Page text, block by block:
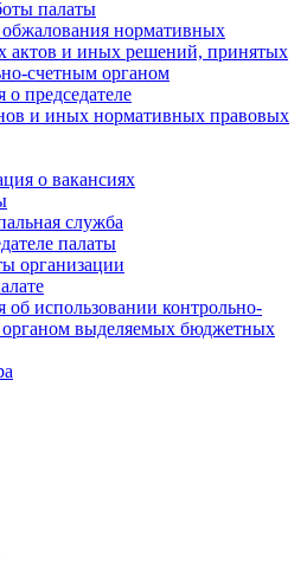
палаты
нормативных
актов и иных решений, принятых
счетным органом
о председателе
и иных нормативных правовых
о вакансиях
служба
палаты
организации
об использовании контрольно-
выделяемых бюджетных